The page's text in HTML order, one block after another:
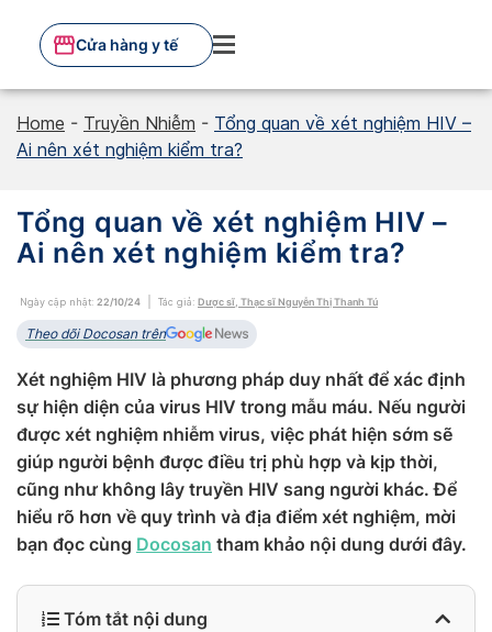
content
Cửa hàng y tế
Home - Truyền Nhiễm - Tổng quan về xét nghiệm HIV –
Ai nên xét nghiệm kiểm tra?
Tổng quan về xét nghiệm HIV –
Ai nên xét nghiệm kiểm tra?
Ngày cập nhật: 22/10/24 Tác giả: Dược sĩ, Thạc sĩ Nguyễn Thị Thanh Tú
Theo dõi Docosan trên
Xét nghiệm HIV là phương pháp duy nhất để xác định
sự hiện diện của virus HIV trong mẫu máu. Nếu người
được xét nghiệm nhiễm virus, việc phát hiện sớm sẽ
giúp người bệnh được điều trị phù hợp và kịp thời,
cũng như không lây truyền HIV sang người khác. Để
hiểu rõ hơn về quy trình và địa điểm xét nghiệm, mời
bạn đọc cùng Docosan tham khảo nội dung dưới đây.
Tóm tắt nội dung